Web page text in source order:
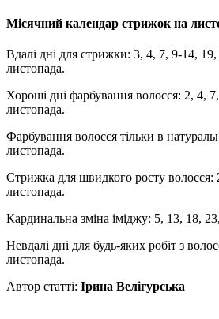
Місячний календар стрижок на
Вдалі дні для стрижки: 3, 4, 7, 9-14,
листопада.
Хороші дні фарбування волосся: 2, 4,
листопада.
Фарбування волосся тільки в
листопада.
Стрижка для швидкого росту волосся:
листопада.
Кардинальна зміна іміджу: 5, 13, 18,
Невдалі дні для будь-яких робіт з
листопада.
Автор статті: Ірина Велігурська